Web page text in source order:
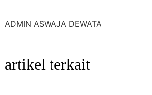
ADMIN ASWAJA DEWATA
artikel terkait